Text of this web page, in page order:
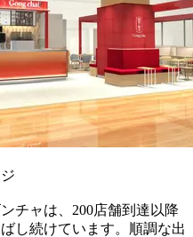
チャは、200店舗到達以降
し続けています。順調な出